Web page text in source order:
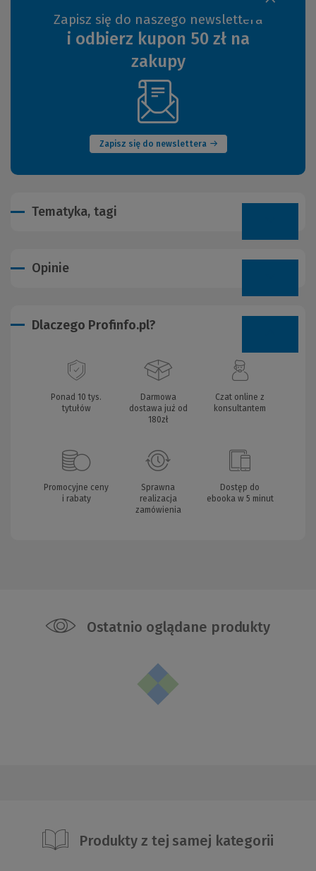
Zapisz się do naszego newslettera
i odbierz kupon 50 zł na
zakupy
Zapisz się do newslettera
(Nowe
okno)
Tematyka, tagi
Opinie
Dlaczego Profinfo.pl?
Ponad 10 tys.
tytułów
Darmowa
dostawa już od
180zł
Czat online z
konsultantem
Promocyjne ceny
i rabaty
Sprawna
realizacja
zamówienia
Dostęp do
ebooka w 5 minut
Ostatnio oglądane produkty
Produkty z tej samej kategorii